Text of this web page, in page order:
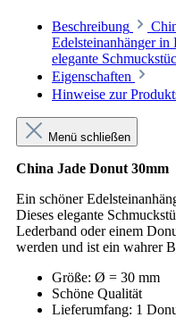
Beschreibung
Edelsteinanhänger in
elegante
Eigenschaften
Hinweise zur
Menü schließen
China Jade Donut 30mm
Ein schöner
Dieses elegante
Lederband oder einem
werden und ist ein wahrer
Größe: Ø = 30 mm
Schöne Qualität
Lieferumfang: 1